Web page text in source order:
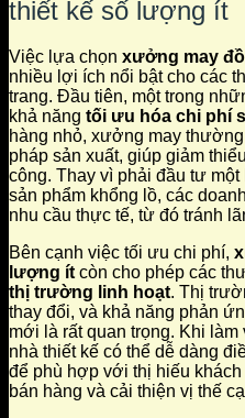
thiết kế số lượng ít
Việc lựa chọn xưởng may
nhiều lợi ích nổi bật cho các
trang. Đầu tiên, một trong
khả năng tối ưu hóa chi phí
hàng nhỏ, xưởng may
pháp sản xuất, giúp giảm
công. Thay vì phải đầu tư
sản phẩm khổng lồ, các
nhu cầu thực tế, từ đó tránh
Bên cạnh việc tối ưu chi phí,
lượng ítcòn cho phép các
thị trường linh hoạt. Thị
thay đổi, và khả năng phản
mới là rất quan trọng. Khi
nhà thiết kế có thể dễ dàng
để phù hợp với thị hiếu
bán hàng và cải thiện vị thế